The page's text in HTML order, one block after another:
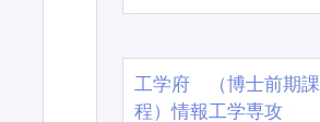
工学府 （博士前期課
程）情報工学専攻